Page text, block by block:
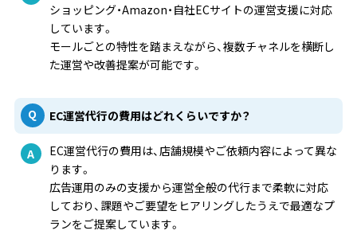
ショッピング・Amazon・自社ECサイトの運営支援に対応
しています。
モールごとの特性を踏まえながら、複数チャネルを横断し
た運営や改善提案が可能です。
EC運営代行の費用はどれくらいですか？
EC運営代行の費用は、店舗規模やご依頼内容によって異な
ります。
広告運用のみの支援から運営全般の代行まで柔軟に対応
しており、課題やご要望をヒアリングしたうえで最適なプ
ランをご提案しています。